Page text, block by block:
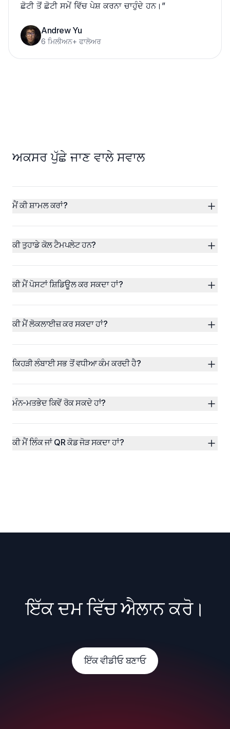
ਛੋਟੀ ਤੋਂ ਛੋਟੀ ਸਮੇਂ ਵਿੱਚ ਪੇਸ਼ ਕਰਨਾ ਚਾਹੁੰਦੇ ਹਨ। ”
Andrew Yu
6 ਮਿਲੀਅਨ+ ਫਾਲੋਅਰ
ਅਕਸਰ ਪੁੱਛੇ ਜਾਣ ਵਾਲੇ ਸਵਾਲ
ਮੈਂ ਕੀ ਸ਼ਾਮਲ ਕਰਾਂ?
ਕੀ ਤੁਹਾਡੇ ਕੋਲ ਟੈਮਪਲੇਟ ਹਨ?
ਕੀ ਮੈਂ ਪੋਸਟਾਂ ਸ਼ਿਡਿਊਲ ਕਰ ਸਕਦਾ ਹਾਂ?
ਕੀ ਮੈਂ ਲੋਕਲਾਈਜ਼ ਕਰ ਸਕਦਾ ਹਾਂ?
ਕਿਹੜੀ ਲੰਬਾਈ ਸਭ ਤੋਂ ਵਧੀਆ ਕੰਮ ਕਰਦੀ ਹੈ?
ਮੰਨ-ਮਤਭੇਦ ਕਿਵੇਂ ਰੋਕ ਸਕਦੇ ਹਾਂ?
ਕੀ ਮੈਂ ਲਿੰਕ ਜਾਂ QR ਕੋਡ ਜੋੜ ਸਕਦਾ ਹਾਂ?
ਇੱਕ ਦਮ ਵਿੱਚ ਐਲਾਨ ਕਰੋ।
ਇੱਕ ਵੀਡੀਓ ਬਣਾਓ